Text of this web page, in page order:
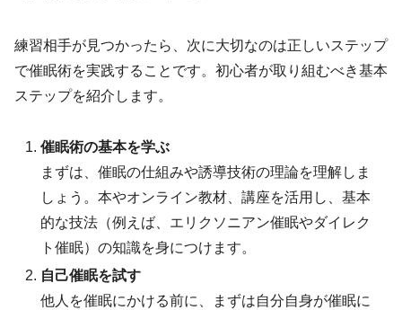
練習相手が見つかったら、次に大切なのは正しいステップ
で催眠術を実践することです。初心者が取り組むべき基本
ステップを紹介します。
催眠術の基本を学ぶ
まずは、催眠の仕組みや誘導技術の理論を理解しま
しょう。本やオンライン教材、講座を活用し、基本
的な技法（例えば、エリクソニアン催眠やダイレク
ト催眠）の知識を身につけます。
自己催眠を試す
他人を催眠にかける前に、まずは自分自身が催眠に